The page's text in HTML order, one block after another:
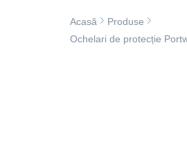
Acasă
Produse
Ochelari de protecție